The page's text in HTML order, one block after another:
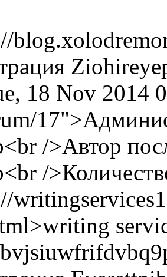
18 Nov 2014
/>Автор
/